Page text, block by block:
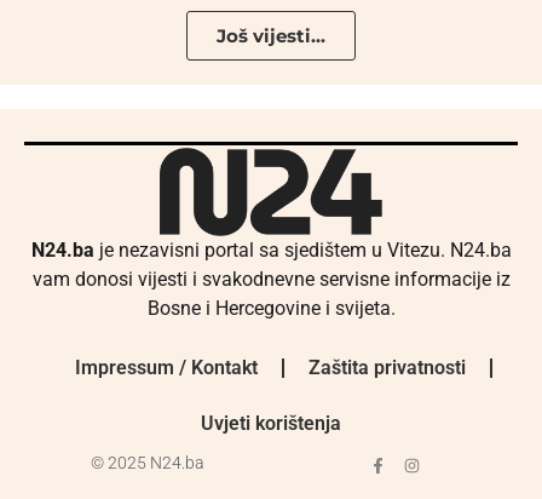
Još vijesti...
N24.ba je nezavisni portal sa sjedištem u Vitezu. N24.ba
vam donosi vijesti i svakodnevne servisne informacije iz
Bosne i Hercegovine i svijeta.
Impressum / Kontakt Zaštita privatnosti
Uvjeti korištenja
© 2025 N24.ba